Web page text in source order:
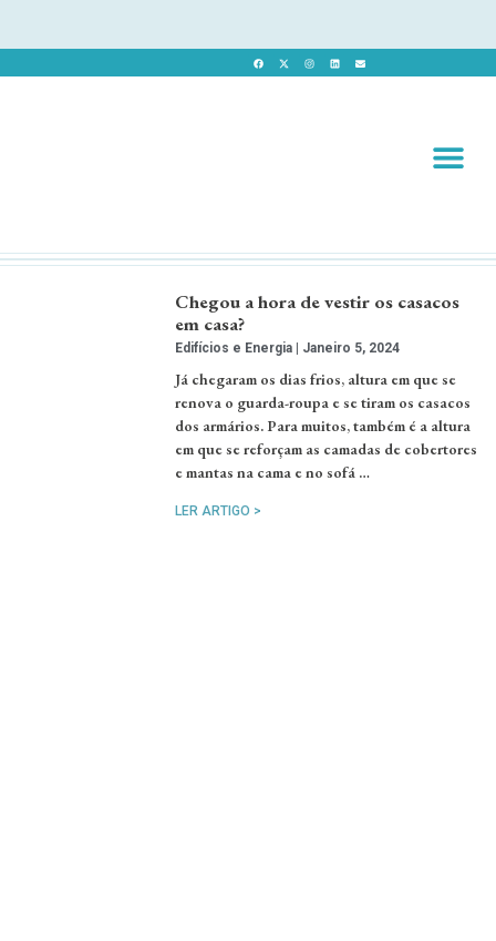
Chegou a hora de vestir os casacos
em casa?
Edifícios e Energia Janeiro 5, 2024
Já chegaram os dias frios, altura em que se
renova o guarda-roupa e se tiram os casacos
dos armários. Para muitos, também é a altura
em que se reforçam as camadas de cobertores
e mantas na cama e no sofá …
LER ARTIGO >